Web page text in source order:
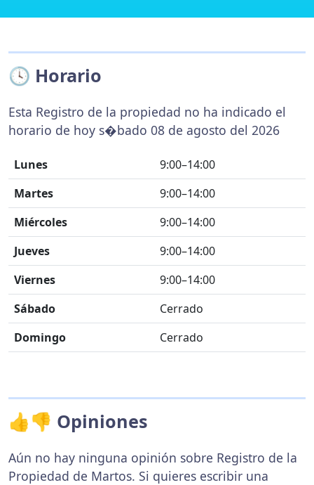
🕓 Horario
Esta Registro de la propiedad no ha indicado el
horario de hoy s�bado 08 de agosto del 2026
Lunes
9:00–14:00
Martes
9:00–14:00
Miércoles
9:00–14:00
Jueves
9:00–14:00
Viernes
9:00–14:00
Sábado
Cerrado
Domingo
Cerrado
👍👎 Opiniones
Aún no hay ninguna opinión sobre Registro de la
Propiedad de Martos. Si quieres escribir una